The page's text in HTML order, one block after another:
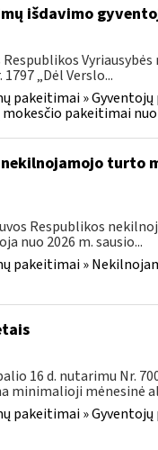
išdavimo
Vyriausybės
„Dėl Verslo...
pakeitimai »
pakeitimai nuo
turto
Respublikos
nuo 2026 m. sausio...
pakeitimai »
16 d. nutarimu Nr.
minimalioji mėnesinė
pakeitimai »